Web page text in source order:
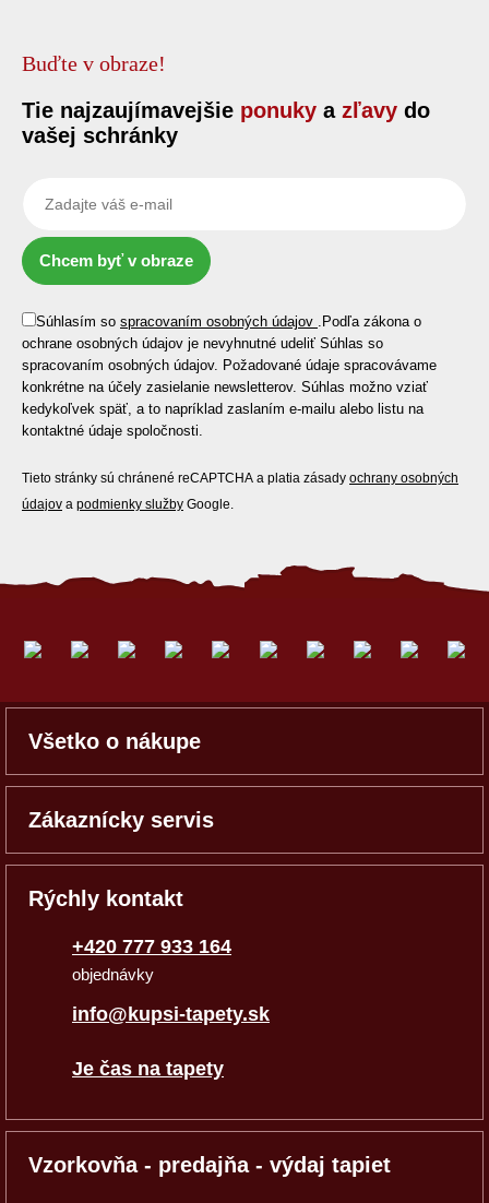
Buďte v obraze!
Tie najzaujímavejšie ponuky a zľavy do
vašej schránky
Chcem byť v obraze
Súhlasím so spracovaním osobných údajov . Podľa zákona o
ochrane osobných údajov je nevyhnutné udeliť Súhlas so
spracovaním osobných údajov. Požadované údaje spracovávame
konkrétne na účely zasielanie newsletterov. Súhlas možno vziať
kedykoľvek späť, a to napríklad zaslaním e-mailu alebo listu na
kontaktné údaje spoločnosti.
Tieto stránky sú chránené reCAPTCHA a platia zásady ochrany osobných
údajov a podmienky služby Google.
Všetko o nákupe
Zákaznícky servis
Rýchly kontakt
+420 777 933 164
objednávky
info@kupsi-tapety.sk
Je čas na tapety
Vzorkovňa - predajňa - výdaj tapiet